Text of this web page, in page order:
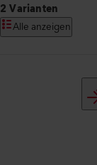
2 Varianten
Alle anzeigen